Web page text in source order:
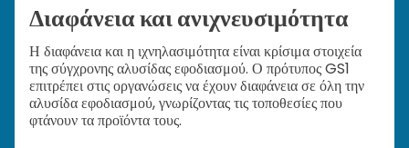
Διαφάνεια και ανιχνευσιμότητα
Η διαφάνεια και η ιχνηλασιμότητα είναι κρίσιμα στοιχεία
της σύγχρονης αλυσίδας εφοδιασμού. Ο πρότυπος GS1
επιτρέπει στις οργανώσεις να έχουν διαφάνεια σε όλη την
αλυσίδα εφοδιασμού, γνωρίζοντας τις τοποθεσίες που
φτάνουν τα προϊόντα τους.